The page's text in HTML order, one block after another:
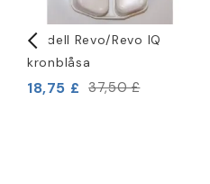
Riddell Revo/Revo IQ
kronblåsa
18,75 £ 37,50 £